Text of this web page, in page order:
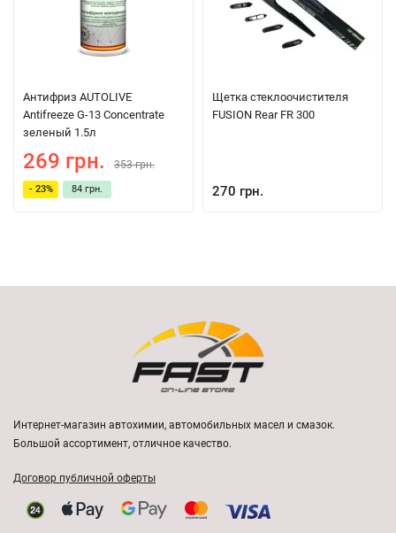
Антифриз AUTOLIVE
Antifreeze G-13 Concentrate
зеленый 1.5л
269 грн. 353 грн.
- 23% 84 грн.
Щетка стеклоочистителя
FUSION Rear FR 300
270 грн.
Интернет-магазин автохимии, автомобильных масел и смазок.
Большой ассортимент, отличное качество.
Договор публичной оферты